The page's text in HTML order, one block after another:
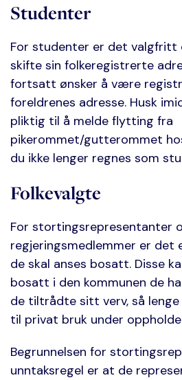
Studenter
For studenter er det valgfritt
skifte sin folkeregistrerte
fortsatt ønsker å være
foreldrenes adresse. Husk
pliktig til å melde flytting fra
pikerommet/gutterommet
du ikke lenger regnes som
Folkevalgte
For stortingsrepresentanter
regjeringsmedlemmer er det
de skal anses bosatt. Disse
bosatt i den kommunen de
de tiltrådte sitt verv, så
til privat bruk under
Begrunnelsen for
unntaksregel er at de